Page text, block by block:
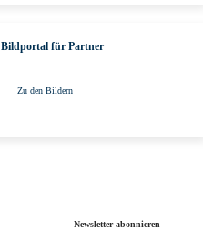
Bildportal für Partner
Zu den Bildern
Newsletter abonnieren